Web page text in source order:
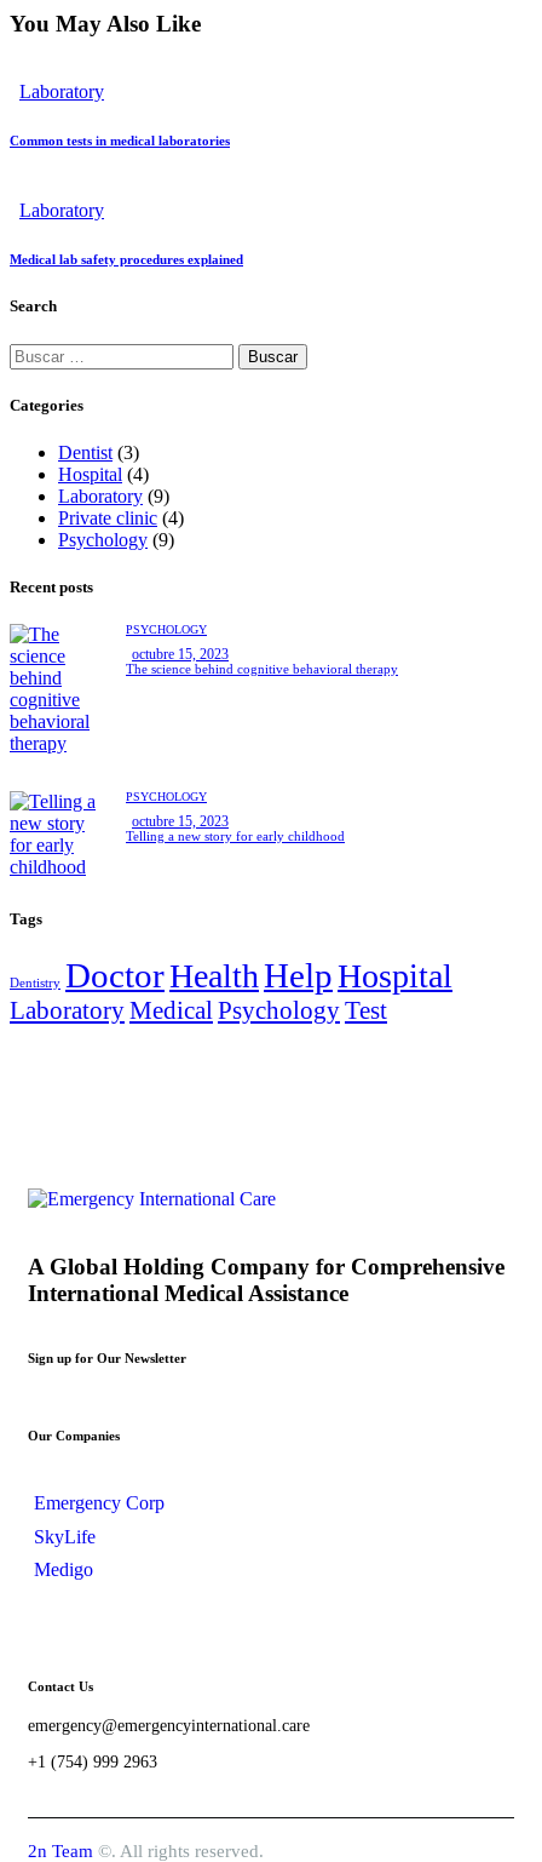
You May Also Like
Laboratory
Common tests in medical laboratories
Laboratory
Medical lab safety procedures explained
Search
Categories
Dentist (3)
Hospital (4)
Laboratory (9)
Private clinic (4)
Psychology (9)
Recent posts
PSYCHOLOGY
octubre 15, 2023
The science behind cognitive behavioral therapy
PSYCHOLOGY
octubre 15, 2023
Telling a new story for early childhood
Tags
Dentistry DoctorHealthHelpHospital
LaboratoryMedicalPsychologyTest
A Global Holding Company for Comprehensive
International Medical Assistance
Sign up for Our Newsletter
Our Companies
Emergency Corp
SkyLife
Medigo
Contact Us
emergency@emergencyinternational.care
+1 (754) 999 2963
2n Team ©. All rights reserved.